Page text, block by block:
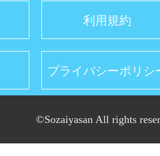
利用規約
プライバシーポリシ
©Sozaiyasan All rights